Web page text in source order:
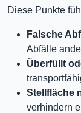
Diese Punkte
Falsche
Abfälle
Überfüllt
Stellfläche
verhindern